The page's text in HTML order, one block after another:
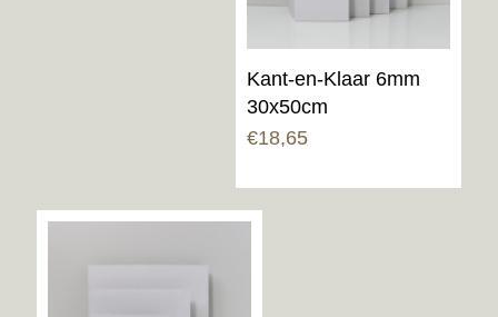
Kant-en-Klaar 6mm
30x50cm
€18,65